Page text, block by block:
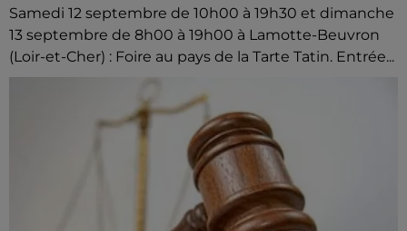
Samedi 12 septembre de 10h00 à 19h30 et dimanche
13 septembre de 8h00 à 19h00 à Lamotte-Beuvron
(Loir-et-Cher) : Foire au pays de la Tarte Tatin. Entrée...